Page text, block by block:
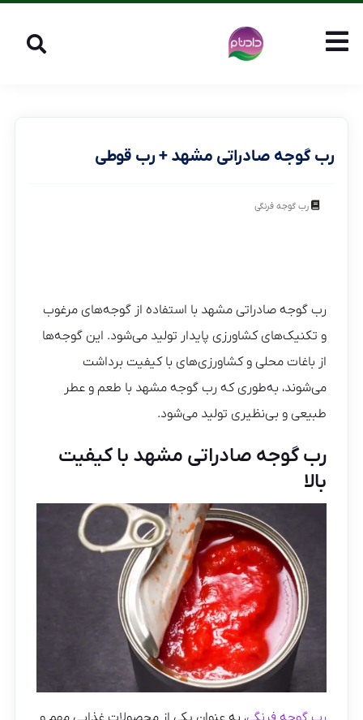
رب گوجه صادراتی مشهد + رب قوطی
رب گوجه فرنگی
رب گوجه صادراتی مشهد با استفاده از گوجه‌های مرغوب
و تکنیک‌های کشاورزی پایدار تولید می‌شود. این گوجه‌ها
از باغات محلی و کشاورزی‌های با کیفیت برداشت
می‌شوند، به‌طوری که رب گوجه مشهد با طعم و عطر
طبیعی و بی‌نظیری تولید می‌شود.
رب گوجه صادراتی مشهد با کیفیت
بالا